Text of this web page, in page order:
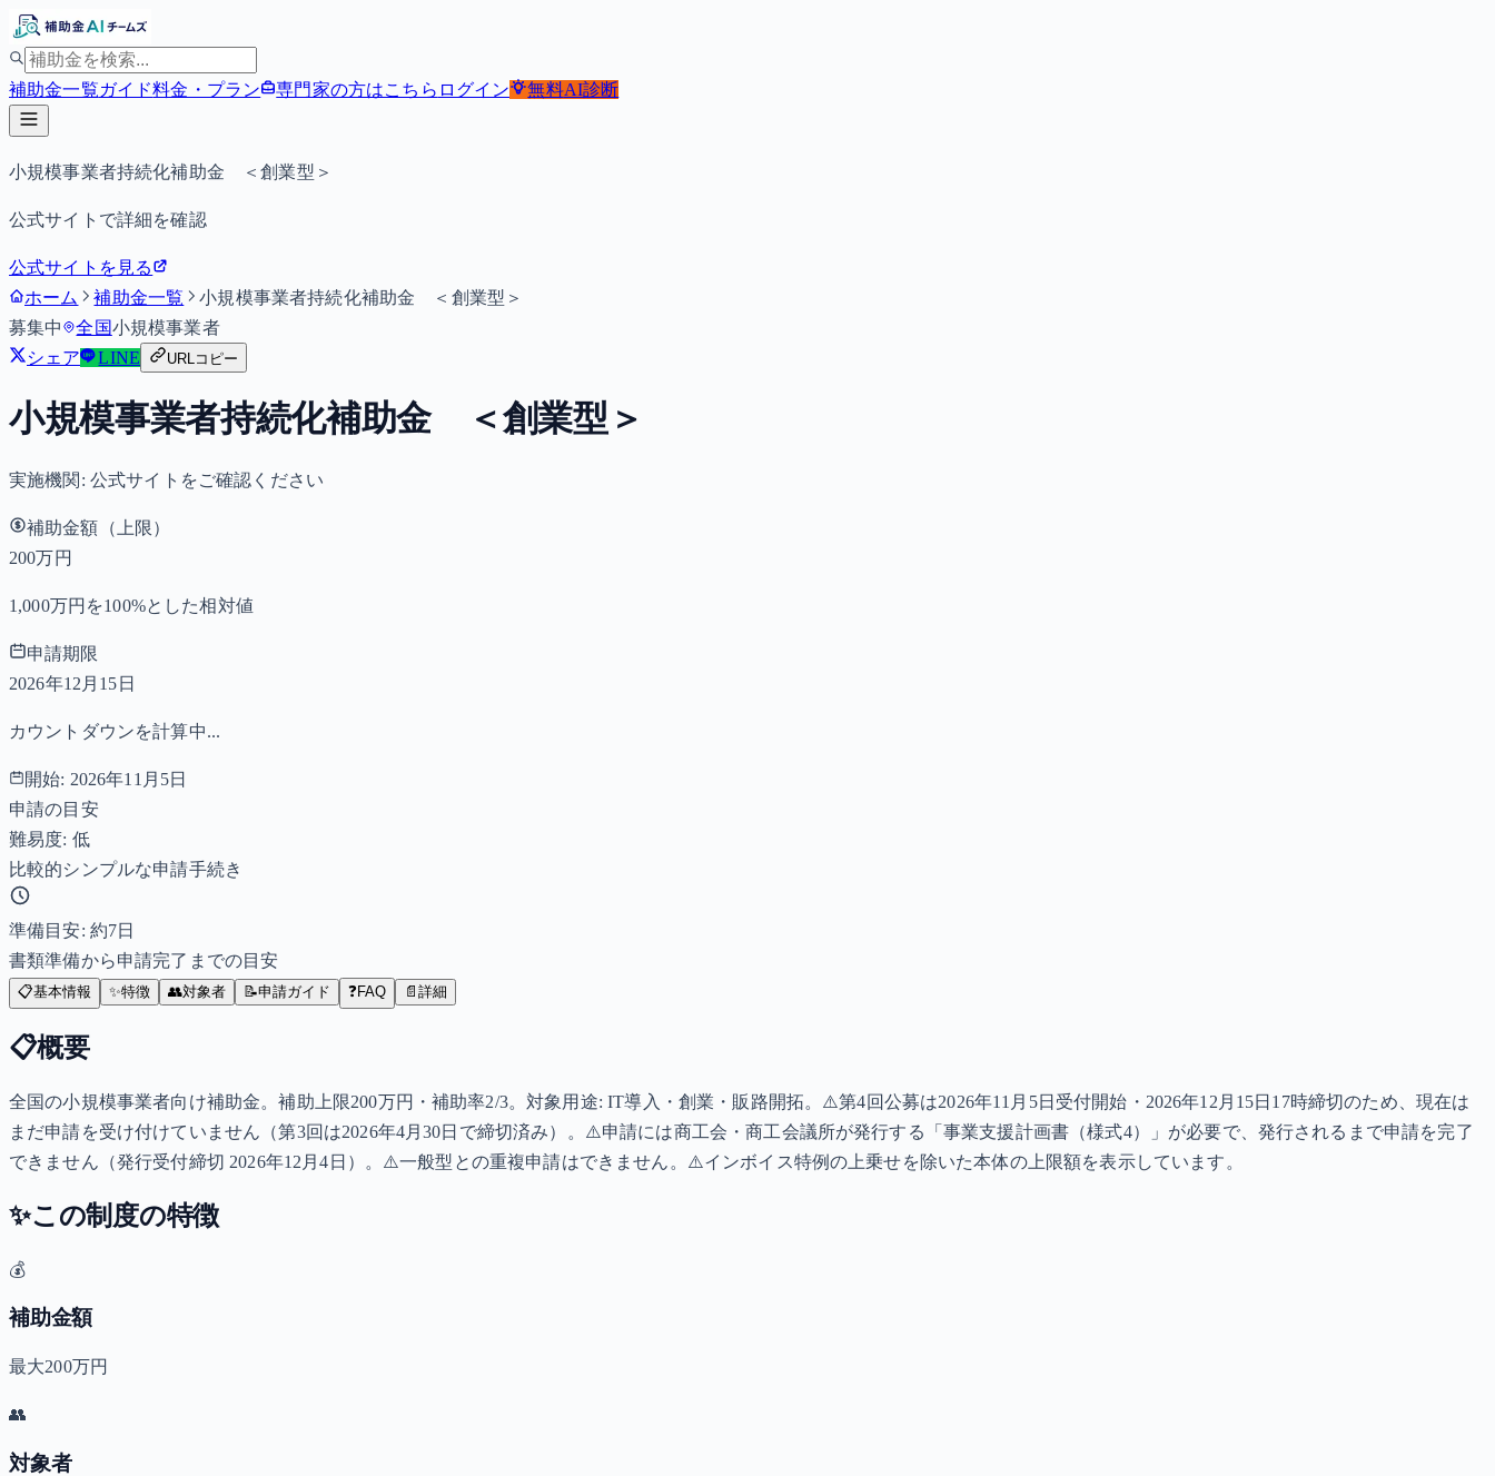
補助金一覧ガイド料金・プラン 専門家の方はこちら ログイン 無料AI診断
小規模事業者持続化補助金 ＜創業型＞
公式サイトで詳細を確認
公式サイトを見る
ホーム
補助金一覧
小規模事業者持続化補助金 ＜創業型＞
募集中
全国小規模事業者
シェア
LINE URLコピー
小規模事業者持続化補助金 ＜創業型＞
実施機関: 公式サイトをご確認ください
補助金額（上限）
200万円
1,000万円を100%とした相対値
申請期限
2026年12月15日
カウントダウンを計算中...
開始: 2026年11月5日
申請の目安
難易度: 低
比較的シンプルな申請手続き
準備目安: 約7日
書類準備から申請完了までの目安
📋基本情報 ✨特徴 👥対象者 📝申請ガイド ❓FAQ 📄 詳細
📋概要
全国の小規模事業者向け補助金。補助上限200万円・補助率2/3。対象用途: IT導入・創業・販路開拓。⚠️第4回公募は2026年11月5日受付開始・2026年12月15日17時締切のため、現在は
まだ申請を受け付けていません（第3回は2026年4月30日で締切済み）。⚠️申請には商工会・商工会議所が発行する「事業支援計画書（様式4）」が必要で、発行されるまで申請を完了
できません（発行受付締切 2026年12月4日）。⚠️一般型との重複申請はできません。⚠️インボイス特例の上乗せを除いた本体の上限額を表示しています。
✨この制度の特徴
💰
補助金額
最大200万円
👥
対象者